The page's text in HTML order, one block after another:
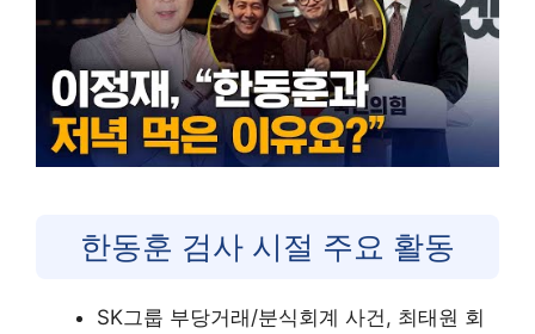
한동훈 검사 시절 주요 활동
SK그룹 부당거래/분식회계 사건, 최태원 회